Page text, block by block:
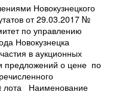
Новокузнецкого
от 29.03.2017 №
по управлению
Новокузнецка
в аукционных
предложений о цене по
Наименование